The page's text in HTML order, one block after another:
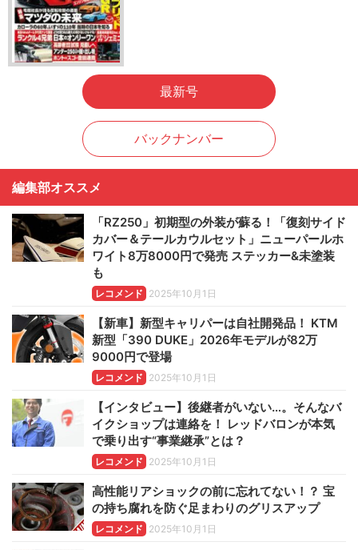
最新号
バックナンバー
編集部オススメ
「RZ250」初期型の外装が蘇る！「復刻サイド
カバー＆テールカウルセット」ニューパールホ
ワイト8万8000円で発売 ステッカー&未塗装
も
レコメンド 2025年10月1日
【新車】新型キャリパーは自社開発品！ KTM
新型「390 DUKE」2026年モデルが82万
9000円で登場
レコメンド 2025年10月1日
【インタビュー】後継者がいない…。そんなバ
イクショップは連絡を！ レッドバロンが本気
で乗り出す“事業継承”とは？
レコメンド 2025年10月1日
高性能リアショックの前に忘れてない！？ 宝
の持ち腐れを防ぐ足まわりのグリスアップ
レコメンド 2025年10月1日